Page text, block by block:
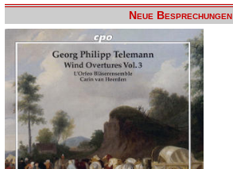
Neue Besprechungen